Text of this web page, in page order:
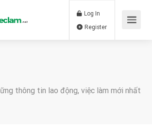
Log In
thông tin lao động, việc làm mới nhất